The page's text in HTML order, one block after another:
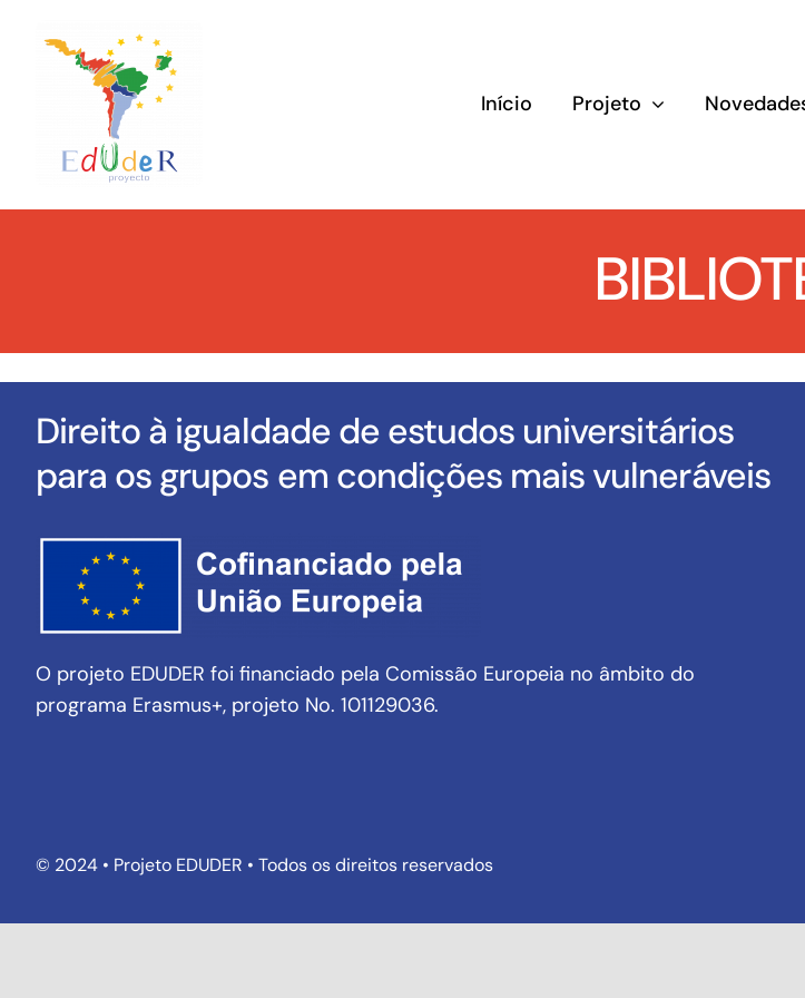
Início Projeto
Direito à igualdade de estudos universitários
para os grupos em condições mais vulneráveis
O projeto EDUDER foi financiado pela Comissão Europeia no âmbito do
programa Erasmus+, projeto No. 101129036.
© 2024 • Projeto EDUDER • Todos os direitos reservados